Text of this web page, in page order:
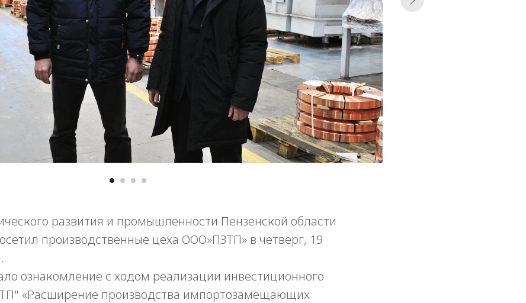
развития и промышленности Пензенской области
производственные цеха ООО»ПЗТП» в четверг, 19
ознакомление с ходом реализации инвестиционного
«Расширение производства импортозамещающих